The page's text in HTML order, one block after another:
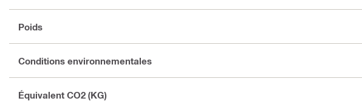
Poids
Conditions environnementales
Équivalent CO2 (KG)